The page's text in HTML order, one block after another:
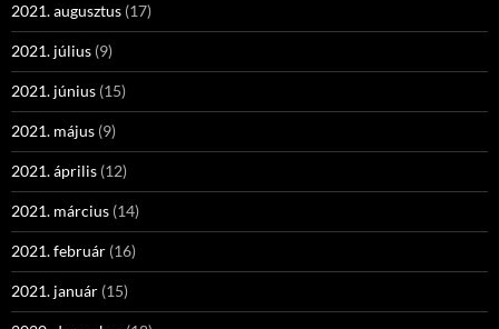
2021. augusztus (17)
2021. július (9)
2021. június (15)
2021. május (9)
2021. április (12)
2021. március (14)
2021. február (16)
2021. január (15)